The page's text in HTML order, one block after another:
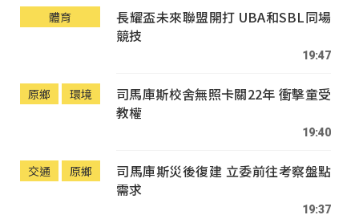
體育
長耀盃未來聯盟開打 UBA和SBL同場
競技
19:47
原鄉 環境
司馬庫斯校舍無照卡關22年 衝擊童受
教權
19:40
交通 原鄉
司馬庫斯災後復建 立委前往考察盤點
需求
19:37